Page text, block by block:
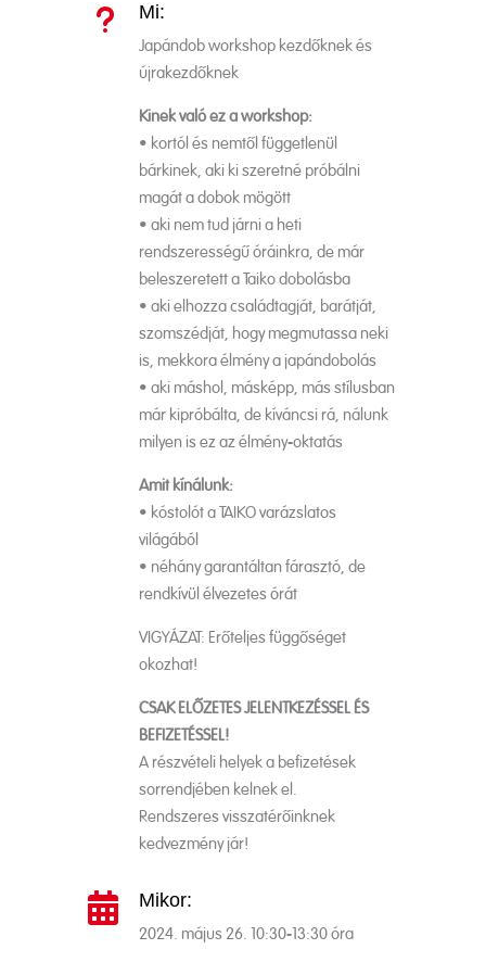
u Mi:
Japándob workshop kezdőknek és
újrakezdőknek
Kinek való ez a workshop:
• kortól és nemtől függetlenül
bárkinek, aki ki szeretné próbálni
magát a dobok mögött
• aki nem tud járni a heti
rendszerességű óráinkra, de már
beleszeretett a Taiko dobolásba
• aki elhozza családtagját, barátját,
szomszédját, hogy megmutassa neki
is, mekkora élmény a japándobolás
• aki máshol, másképp, más stílusban
már kipróbálta, de kíváncsi rá, nálunk
milyen is ez az élmény-oktatás
Amit kínálunk:
• kóstolót a TAIKO varázslatos
világából
• néhány garantáltan fárasztó, de
rendkívül élvezetes órát
VIGYÁZAT: Erőteljes függőséget
okozhat!
CSAK ELŐZETES JELENTKEZÉSSEL ÉS
BEFIZETÉSSEL!
A részvételi helyek a befizetések
sorrendjében kelnek el.
Rendszeres visszatérőinknek
kedvezmény jár!
 Mikor:
2024. május 26. 10:30-13:30 óra